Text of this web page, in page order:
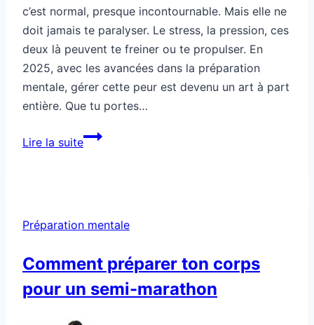
c’est normal, presque incontournable. Mais elle ne
doit jamais te paralyser. Le stress, la pression, ces
deux là peuvent te freiner ou te propulser. En
2025, avec les avancées dans la préparation
mentale, gérer cette peur est devenu un art à part
entière. Que tu portes…
Lire la suiteComment
un
sportif
Préparation mentale
Comment préparer ton corps
pour un semi-marathon